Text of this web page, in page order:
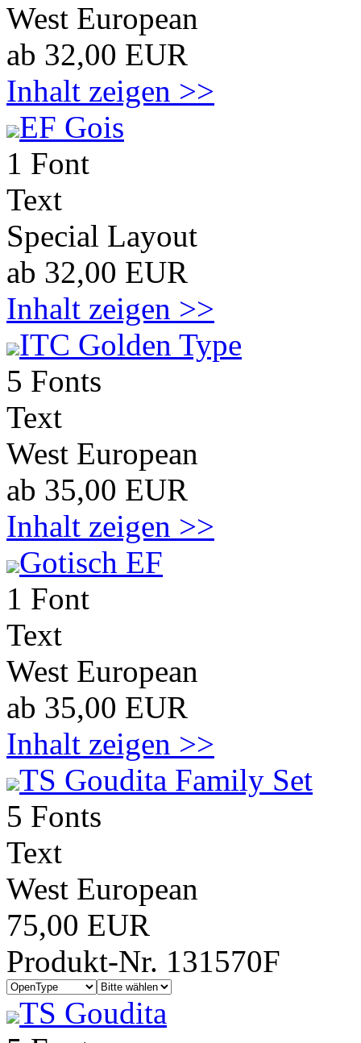
West European
ab 32,00 EUR
Inhalt zeigen >>
EF Gois
1 Font
Text
Special Layout
ab 32,00 EUR
Inhalt zeigen >>
ITC Golden Type
5 Fonts
Text
West European
ab 35,00 EUR
Inhalt zeigen >>
Gotisch EF
1 Font
Text
West European
ab 35,00 EUR
Inhalt zeigen >>
TS Goudita Family Set
5 Fonts
Text
West European
75,00 EUR
Produkt-Nr. 131570F
TS Goudita